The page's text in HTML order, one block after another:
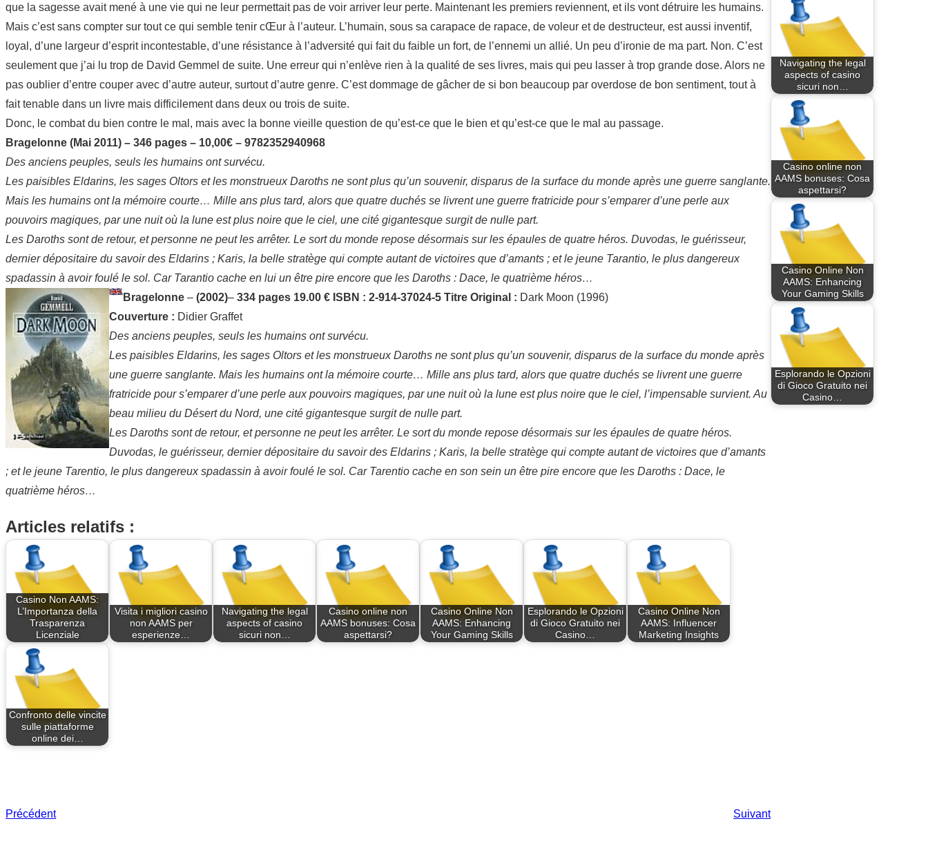
que la sagesse avait mené à une vie qui ne leur permettait pas de voir arriver leur perte. Maintenant les premiers reviennent, et ils vont détruire les humains.
Mais c’est sans compter sur tout ce qui semble tenir cŒur à l’auteur. L’humain, sous sa carapace de rapace, de voleur et de destructeur, est aussi inventif,
loyal, d’une largeur d’esprit incontestable, d’une résistance à l’adversité qui fait du faible un fort, de l’ennemi un allié. Un peu d’ironie de ma part. Non. C’est
seulement que j’ai lu trop de David Gemmel de suite. Une erreur qui n’enlève rien à la qualité de ses livres, mais qui peu lasser à trop grande dose. Alors ne
pas oublier d’entre couper avec d’autre auteur, surtout d’autre genre. C’est dommage de gâcher de si bon beaucoup par overdose de bon sentiment, tout à
fait tenable dans un livre mais difficilement dans deux ou trois de suite.
Donc, le combat du bien contre le mal, mais avec la bonne vieille question de qu’est-ce que le bien et qu’est-ce que le mal au passage.
Bragelonne (Mai 2011) – 346 pages – 10,00€ – 9782352940968
Des anciens peuples, seuls les humains ont survécu.
Les paisibles Eldarins, les sages Oltors et les monstrueux Daroths ne sont plus qu’un souvenir, disparus de la surface du monde après une guerre sanglante.
Mais les humains ont la mémoire courte… Mille ans plus tard, alors que quatre duchés se livrent une guerre fratricide pour s’emparer d’une perle aux
pouvoirs magiques, par une nuit où la lune est plus noire que le ciel, une cité gigantesque surgit de nulle part.
Les Daroths sont de retour, et personne ne peut les arrêter. Le sort du monde repose désormais sur les épaules de quatre héros. Duvodas, le guérisseur,
dernier dépositaire du savoir des Eldarins ; Karis, la belle stratège qui compte autant de victoires que d’amants ; et le jeune Tarantio, le plus dangereux
spadassin à avoir foulé le sol. Car Tarantio cache en lui un être pire encore que les Daroths : Dace, le quatrième héros…
Bragelonne – (2002)– 334 pages 19.00 € ISBN : 2-914-37024-5 Titre Original : Dark Moon (1996)
Couverture : Didier Graffet
Des anciens peuples, seuls les humains ont survécu.
Les paisibles Eldarins, les sages Oltors et les monstrueux Daroths ne sont plus qu’un souvenir, disparus de la surface du monde après
une guerre sanglante. Mais les humains ont la mémoire courte… Mille ans plus tard, alors que quatre duchés se livrent une guerre
fratricide pour s’emparer d’une perle aux pouvoirs magiques, par une nuit où la lune est plus noire que le ciel, l’impensable survient. Au
beau milieu du Désert du Nord, une cité gigantesque surgit de nulle part.
Les Daroths sont de retour, et personne ne peut les arrêter. Le sort du monde repose désormais sur les épaules de quatre héros.
Duvodas, le guérisseur, dernier dépositaire du savoir des Eldarins ; Karis, la belle stratège qui compte autant de victoires que d’amants
; et le jeune Tarentio, le plus dangereux spadassin à avoir foulé le sol. Car Tarentio cache en son sein un être pire encore que les Daroths : Dace, le
quatrième héros…
Articles relatifs :
Casino Non AAMS:
L’Importanza della
Trasparenza
Licenziale
Visita i migliori casino
non AAMS per
esperienze…
Navigating the legal
aspects of casino
sicuri non…
Casino online non
AAMS bonuses: Cosa
aspettarsi?
Casino Online Non
AAMS: Enhancing
Your Gaming Skills
Esplorando le Opzioni
di Gioco Gratuito nei
Casino…
Casino Online Non
AAMS: Influencer
Marketing Insights
Confronto delle vincite
sulle piattaforme
online dei…
Précédent Suivant
Navigating the legal
aspects of casino
sicuri non…
Casino online non
AAMS bonuses: Cosa
aspettarsi?
Casino Online Non
AAMS: Enhancing
Your Gaming Skills
Esplorando le Opzioni
di Gioco Gratuito nei
Casino…